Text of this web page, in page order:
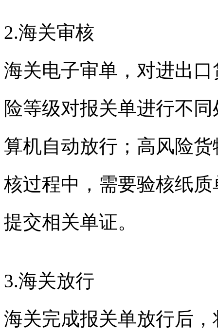
2.海关审核
海关电子审单，对进出
险等级对报关单进行不
算机自动放行；高风险
核过程中，需要验核纸
提交相关单证。
3.海关放行
海关完成报关单放行后